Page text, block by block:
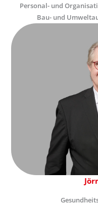
Personal- und
Bau- und